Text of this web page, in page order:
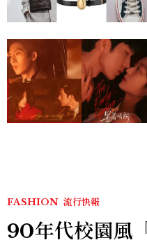
FASHION 流行快報
90年代校園風